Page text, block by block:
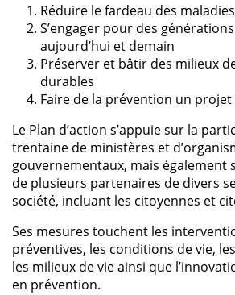
Réduire le fardeau des
S’engager pour des
aujourd’hui et demain
Préserver et bâtir des milieux
durables
Faire de la prévention un
Le Plan d’action s’appuie sur la
trentaine de ministères et
gouvernementaux, mais également
de plusieurs partenaires de divers
société, incluant les citoyennes et
Ses mesures touchent les
préventives, les conditions de vie,
les milieux de vie ainsi que
en prévention.